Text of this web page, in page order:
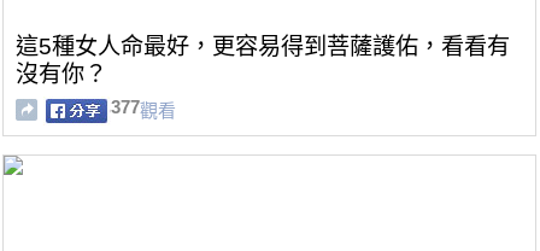
這5種女人命最好，更容易得到菩薩護佑，看看有
沒有你？
377觀看